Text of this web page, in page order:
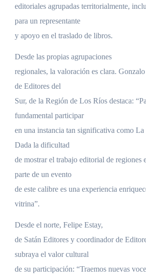
editoriales agrupadas territorialmente,
para un representante
y apoyo en el traslado de libros.
Desde las propias agrupaciones
regionales, la valoración es clara.
de Editores del
Sur, de la Región de Los Ríos destaca:
fundamental participar
en una instancia tan significativa como
Dada la dificultad
de mostrar el trabajo editorial de regiones
parte de un evento
de este calibre es una experiencia
vitrina”.
Desde el norte, Felipe Estay,
de Satán Editores y coordinador de
subraya el valor cultural
de su participación: “Traemos nuevas